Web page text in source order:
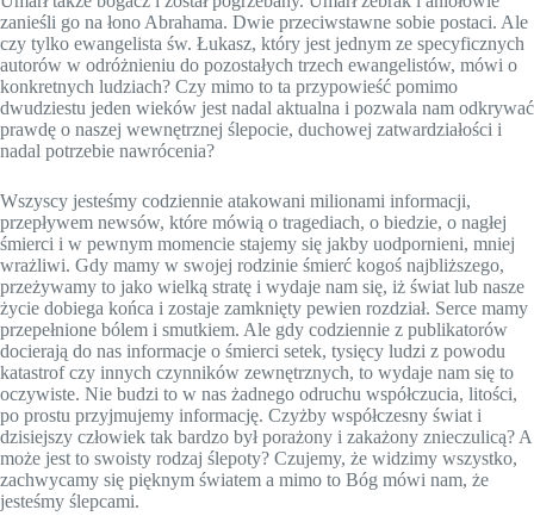
zanieśli go na łono Abrahama. Dwie przeciwstawne sobie postaci. Ale
czy tylko ewangelista św. Łukasz, który jest jednym ze specyficznych
autorów w odróżnieniu do pozostałych trzech ewangelistów, mówi o
konkretnych ludziach? Czy mimo to ta przypowieść pomimo
dwudziestu jeden wieków jest nadal aktualna i pozwala nam odkrywać
prawdę o naszej wewnętrznej ślepocie, duchowej zatwardziałości i
nadal potrzebie nawrócenia?
Wszyscy jesteśmy codziennie atakowani milionami informacji,
przepływem newsów, które mówią o tragediach, o biedzie, o nagłej
śmierci i w pewnym momencie stajemy się jakby uodpornieni, mniej
wrażliwi. Gdy mamy w swojej rodzinie śmierć kogoś najbliższego,
przeżywamy to jako wielką stratę i wydaje nam się, iż świat lub nasze
życie dobiega końca i zostaje zamknięty pewien rozdział. Serce mamy
przepełnione bólem i smutkiem. Ale gdy codziennie z publikatorów
docierają do nas informacje o śmierci setek, tysięcy ludzi z powodu
katastrof czy innych czynników zewnętrznych, to wydaje nam się to
oczywiste. Nie budzi to w nas żadnego odruchu współczucia, litości,
po prostu przyjmujemy informację. Czyżby współczesny świat i
dzisiejszy człowiek tak bardzo był porażony i zakażony znieczulicą? A
może jest to swoisty rodzaj ślepoty? Czujemy, że widzimy wszystko,
zachwycamy się pięknym światem a mimo to Bóg mówi nam, że
jesteśmy ślepcami.